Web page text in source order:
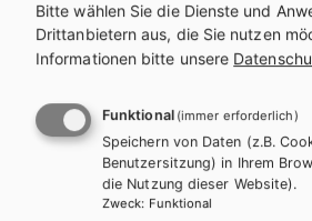
Inhaltsverzeichnis Leseprobe
Bitte wählen Sie die Dienste und
Drittanbietern aus, die Sie nutzen
Informationen bitte unsere
Funktional (immer erforderlich)
Speichern von Daten (z.B.
Benutzersitzung) in Ihrem
die Nutzung dieser Website).
Zweck: Funktional